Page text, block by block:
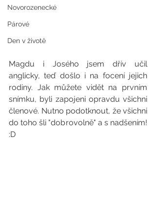
Novorozenecké
Párové
Den v životě
Magdu i Josého jsem dřív učil
anglicky, teď došlo i na focení jejich
rodiny. Jak můžete vidět na prvním
snímku, byli zapojeni opravdu všichni
členové. Nutno podotknout, že všichni
do toho šli "dobrovolně" a s nadšením!
:D